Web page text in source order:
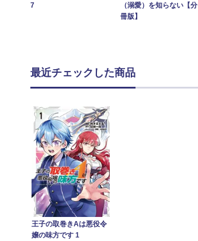
7
（溺愛）を知らない【分
冊版】
最近チェックした商品
王子の取巻きAは悪役令
嬢の味方です 1